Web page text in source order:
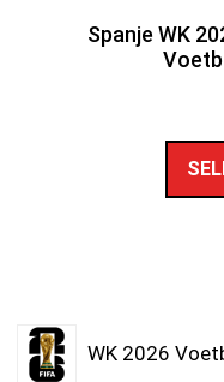
Spanje WK
WK 2026